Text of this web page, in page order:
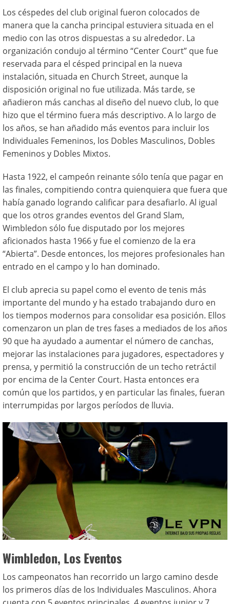
Los céspedes del club original fueron colocados de
manera que la cancha principal estuviera situada en el
medio con las otros dispuestas a su alrededor. La
organización condujo al término “Center Court” que fue
reservada para el césped principal en la nueva
instalación, situada en Church Street, aunque la
disposición original no fue utilizada. Más tarde, se
añadieron más canchas al diseño del nuevo club, lo que
hizo que el término fuera más descriptivo. A lo largo de
los años, se han añadido más eventos para incluir los
Individuales Femeninos, los Dobles Masculinos, Dobles
Femeninos y Dobles Mixtos.
Hasta 1922, el campeón reinante sólo tenía que pagar en
las finales, compitiendo contra quienquiera que fuera que
había ganado logrando calificar para desafiarlo. Al igual
que los otros grandes eventos del Grand Slam,
Wimbledon sólo fue disputado por los mejores
aficionados hasta 1966 y fue el comienzo de la era
“Abierta”. Desde entonces, los mejores profesionales han
entrado en el campo y lo han dominado.
El club aprecia su papel como el evento de tenis más
importante del mundo y ha estado trabajando duro en
los tiempos modernos para consolidar esa posición. Ellos
comenzaron un plan de tres fases a mediados de los años
90 que ha ayudado a aumentar el número de canchas,
mejorar las instalaciones para jugadores, espectadores y
prensa, y permitió la construcción de un techo retráctil
por encima de la Center Court. Hasta entonces era
común que los partidos, y en particular las finales, fueran
interrumpidas por largos períodos de lluvia.
Wimbledon, Los Eventos
Los campeonatos han recorrido un largo camino desde
los primeros días de los Individuales Masculinos. Ahora